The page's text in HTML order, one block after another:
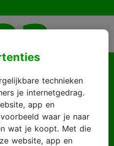
je KPN
technieken
je internetgedrag.
app en
waar je naar
wat je koopt. Met die
website, app en